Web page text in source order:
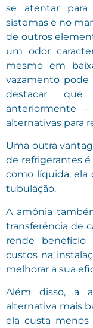
se atentar para
sistemas e no
de outros
um odor
mesmo em
vazamento pode
destacar que
anteriormente –
alternativas para
Uma outra
de refrigerantes
como líquida, ela
tubulação.
A amônia
transferência de
rende benefício
custos na
melhorar a sua
Além disso, a
alternativa mais
ela custa menos